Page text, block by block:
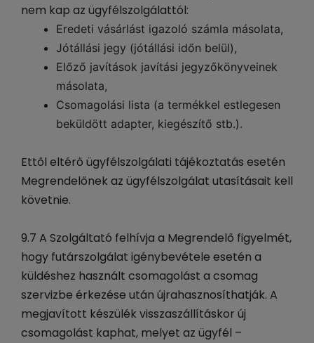
nem kap az ügyfélszolgálattól:
Eredeti vásárlást igazoló számla másolata,
Jótállási jegy (jótállási időn belül),
Előző javítások javítási jegyzőkönyveinek
másolata,
Csomagolási lista (a termékkel estlegesen
beküldött adapter, kiegészítő stb.).
Ettől eltérő ügyfélszolgálati tájékoztatás esetén
Megrendelőnek az ügyfélszolgálat utasításait kell
követnie.
9.7 A Szolgáltató felhívja a Megrendelő figyelmét,
hogy futárszolgálat igénybevétele esetén a
küldéshez használt csomagolást a csomag
szervizbe érkezése után újrahasznosíthatják. A
megjavított készülék visszaszállításkor új
csomagolást kaphat, melyet az ügyfél –